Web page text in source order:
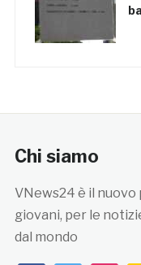
Chi siamo
VNews24 è il
giovani, per le
dal mondo